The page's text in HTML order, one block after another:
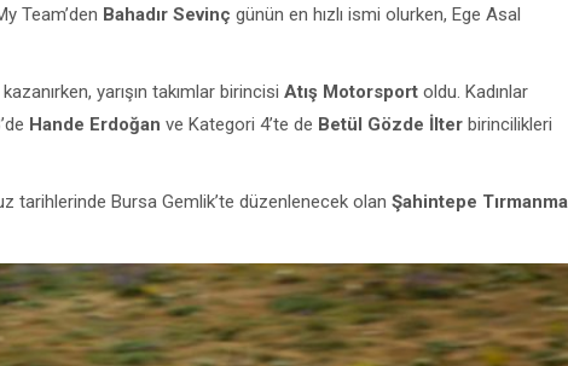
Team’den Bahadır Sevinç günün en hızlı ismi olurken, Ege Asal
kazanırken, yarışın takımlar birincisi Atış Motorsport oldu. Kadınlar
Hande Erdoğan ve Kategori 4’te de Betül Gözde İlter birincilikleri
tarihlerinde Bursa Gemlik’te düzenlenecek olan Şahintepe Tırmanma